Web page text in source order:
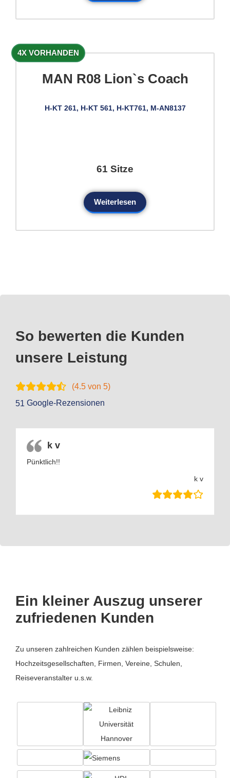
4X VORHANDEN
MAN R08 Lion`s Coach
H-KT 261, H-KT 561, H-KT761, M-AN8137
61 Sitze
Weiterlesen
So bewerten die Kunden
unsere Leistung
(4.5 von 5)
51 Google-Rezensionen
k v
Pünktlich!!
k v
Ein kleiner Auszug unserer
zufriedenen Kunden
Zu unseren zahlreichen Kunden zählen beispielsweise:
Hochzeitsgesellschaften, Firmen, Vereine, Schulen,
Reiseveranstalter u.s.w.